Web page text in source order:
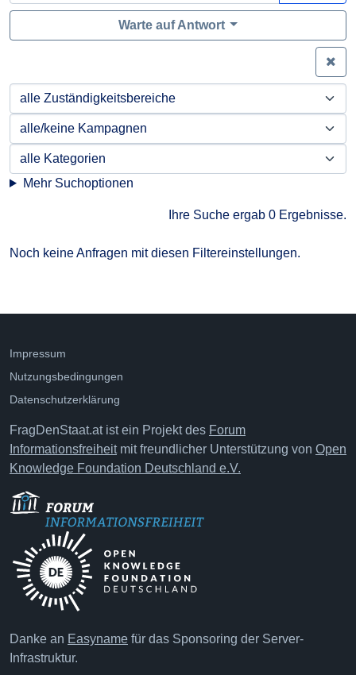
Warte auf Antwort
Mehr Suchoptionen
Ihre Suche ergab 0 Ergebnisse.
Noch keine Anfragen mit diesen Filtereinstellungen.
Impressum
Nutzungsbedingungen
Datenschutzerklärung
FragDenStaat.at ist ein Projekt des Forum
Informationsfreiheitmit freundlicher Unterstützung von Open
Knowledge Foundation Deutschland e.V.
Danke an Easyname für das Sponsoring der Server-
Infrastruktur.